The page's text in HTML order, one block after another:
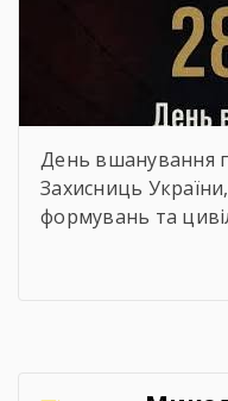
День вшанування
Захисниць
формувань та